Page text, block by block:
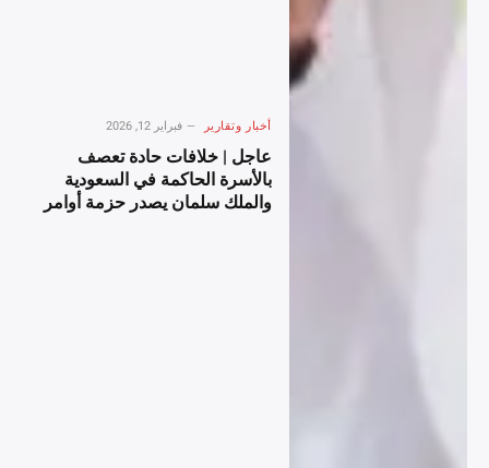
أخبار وتقارير فبراير 12, 2026
عاجل | خلافات حادة تعصف
بالأسرة الحاكمة في السعودية
والملك سلمان يصدر حزمة أوامر